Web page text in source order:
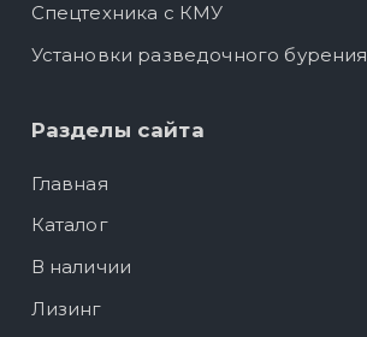
Спецтехника с КМУ
Установки разведочного бурения
Разделы сайта
Главная
Каталог
В наличии
Лизинг